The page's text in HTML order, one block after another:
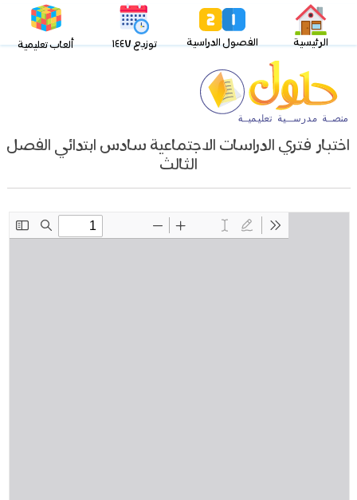
الرئيسية الفصول الدراسية توزيع ١٤٤٧ ألعاب تعليمية
اختبار فتري الدراسات الاجتماعية سادس ابتدائي الفصل
الثالث